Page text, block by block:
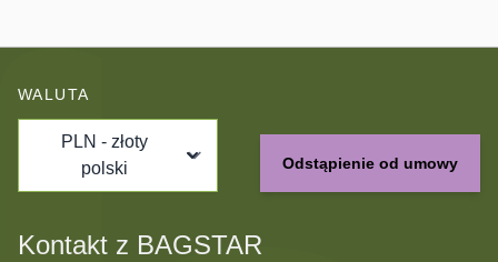
WALUTA
PLN - złoty
polski
Odstąpienie od umowy
Kontakt z BAGSTAR